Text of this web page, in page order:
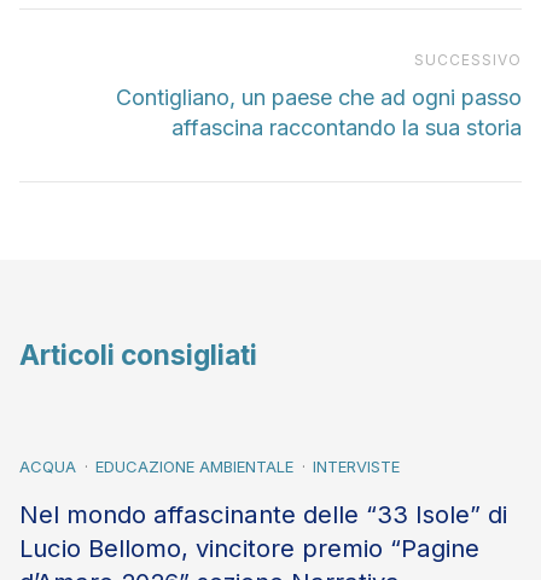
SUCCESSIVO
Contigliano, un paese che ad ogni passo
affascina raccontando la sua storia
Articoli consigliati
ACQUA EDUCAZIONE AMBIENTALE INTERVISTE
Nel mondo affascinante delle “33 Isole” di
Lucio Bellomo, vincitore premio “Pagine